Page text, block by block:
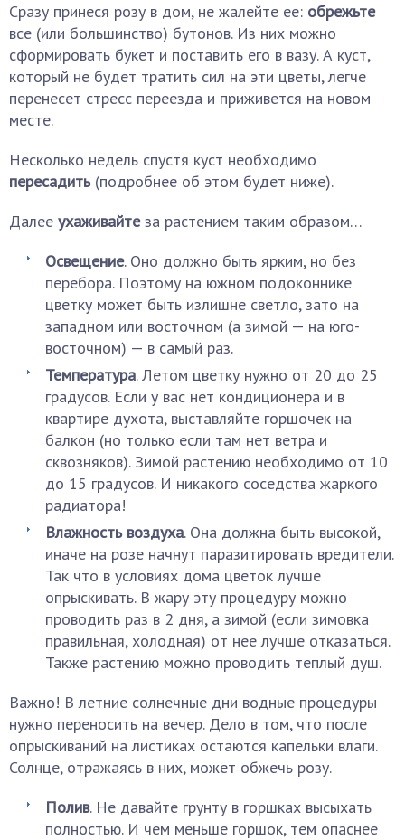
Сразу принеся розу в дом, не жалейте ее: обрежьте
все (или большинство) бутонов. Из них можно
сформировать букет и поставить его в вазу. А куст,
который не будет тратить сил на эти цветы, легче
перенесет стресс переезда и приживется на новом
месте.
Несколько недель спустя куст необходимо
пересадить(подробнее об этом будет ниже).
Далее ухаживайтеза растением таким образом…
Освещение. Оно должно быть ярким, но без
перебора. Поэтому на южном подоконнике
цветку может быть излишне светло, зато на
западном или восточном (а зимой — на юго-
восточном) — в самый раз.
Температура. Летом цветку нужно от 20 до 25
градусов. Если у вас нет кондиционера и в
квартире духота, выставляйте горшочек на
балкон (но только если там нет ветра и
сквозняков). Зимой растению необходимо от 10
до 15 градусов. И никакого соседства жаркого
радиатора!
Влажность воздуха. Она должна быть высокой,
иначе на розе начнут паразитировать вредители.
Так что в условиях дома цветок лучше
опрыскивать. В жару эту процедуру можно
проводить раз в 2 дня, а зимой (если зимовка
правильная, холодная) от нее лучше отказаться.
Также растению можно проводить теплый душ.
Важно! В летние солнечные дни водные процедуры
нужно переносить на вечер. Дело в том, что после
опрыскиваний на листиках остаются капельки влаги.
Солнце, отражаясь в них, может обжечь розу.
Полив. Не давайте грунту в горшках высыхать
полностью. И чем меньше горшок, тем опаснее